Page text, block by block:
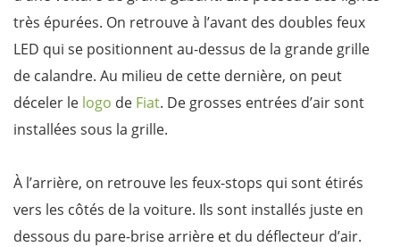
très épurées. On retrouve à l’avant des doubles feux
LED qui se positionnent au-dessus de la grande grille
de calandre. Au milieu de cette dernière, on peut
déceler le logo de Fiat. De grosses entrées d’air sont
installées sous la grille.
À l’arrière, on retrouve les feux-stops qui sont étirés
vers les côtés de la voiture. Ils sont installés juste en
dessous du pare-brise arrière et du déflecteur d’air.